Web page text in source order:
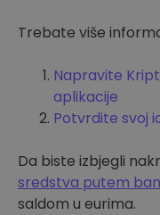
Trebate više
Napravite
aplikacije
Potvrdite svoj
Da biste izbjegli
sredstva putem
saldom u eurima.